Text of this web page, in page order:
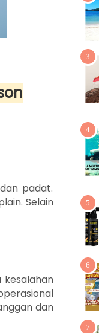
padat.
Selain
dan